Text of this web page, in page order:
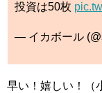
投資は50枚
— イカボール
早い！嬉しい！（